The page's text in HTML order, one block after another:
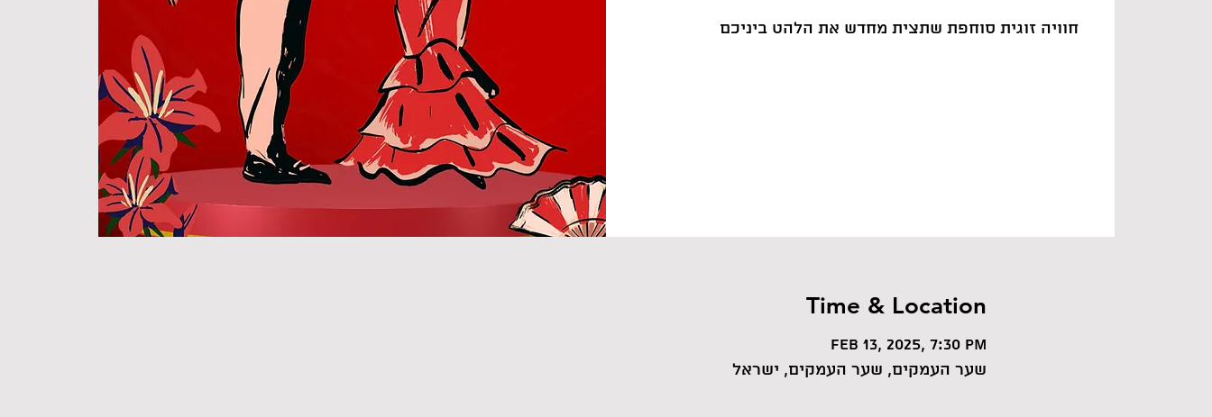
חוויה זוגית סוחפת שתצית מחדש את הלהט ביניכם
Time & Location
Feb 13, 2025, 7:30 PM
שער העמקים, שער העמקים, ישראל